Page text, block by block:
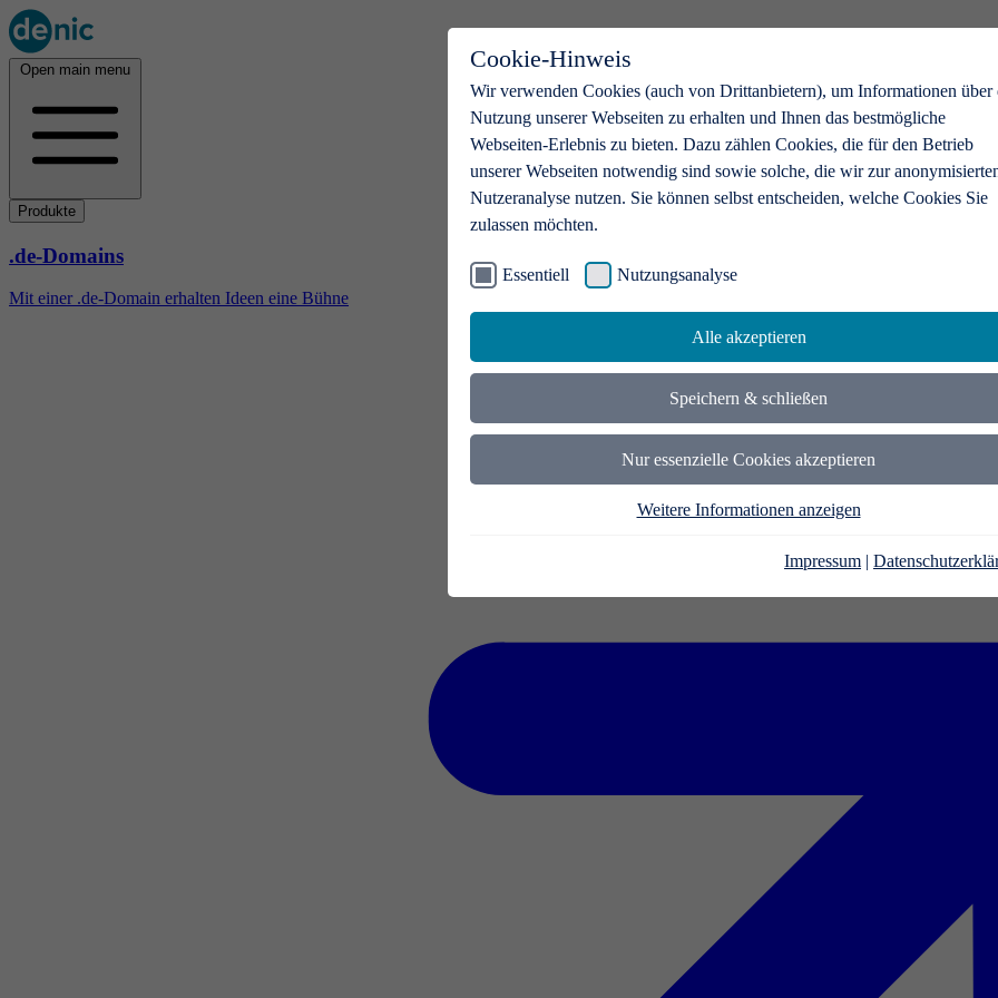
Cookie-Hinweis
Wir verwenden Cookies (auch von Drittanbietern), um Informationen über
Nutzung unserer Webseiten zu erhalten und Ihnen das bestmögliche
Webseiten-Erlebnis zu bieten. Dazu zählen Cookies, die für den Betrieb
unserer Webseiten notwendig sind sowie solche, die wir zur
Nutzeranalyse nutzen. Sie können selbst entscheiden, welche Cookies Sie
zulassen möchten.
Essentiell Nutzungsanalyse
Alle akzeptieren
Speichern & schließen
Nur essenzielle Cookies akzeptieren
Weitere Informationen anzeigen
Impressum |
Open main menu
Produkte
.de-Domains
Mit einer .de-Domain erhalten Ideen eine Bühne